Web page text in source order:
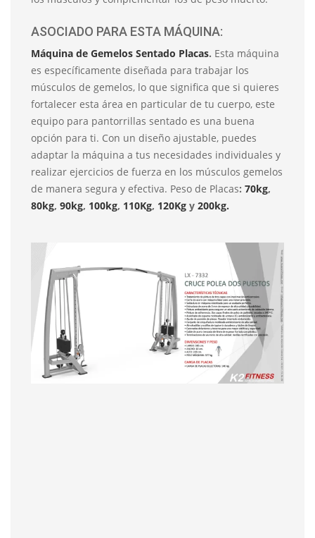
ASOCIADO PARA ESTA MÁQUINA:
Máquina de Gemelos Sentado Placas. Esta máquina
es específicamente diseñada para trabajar los
músculos de gemelos, lo que significa que si quieres
fortalecer esta área en particular de tu cuerpo, este
equipo para pantorrillas sentado es una buena
opción para ti. Con un diseño ajustable, puedes
adaptar la máquina a tus necesidades individuales y
realizar ejercicios de fuerza en los músculos gemelos
de manera segura y efectiva. Peso de Placas: 70kg,
80kg, 90kg, 100kg, 110Kg, 120Kg y 200kg.